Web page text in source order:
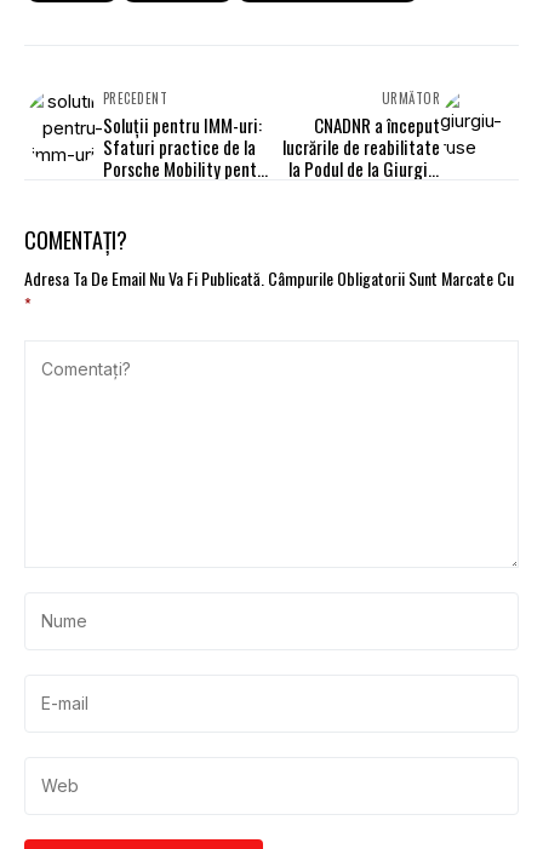
PRECEDENT
Soluţii pentru IMM-uri:
Sfaturi practice de la
Porsche Mobility pentru
URMĂTOR
CNADNR a început
lucrările de reabilitate
la Podul de la Giurgiu.
COMENTAȚI?
Adresa Ta De Email Nu Va Fi Publicată.Câmpurile Obligatorii Sunt Marcate Cu
*